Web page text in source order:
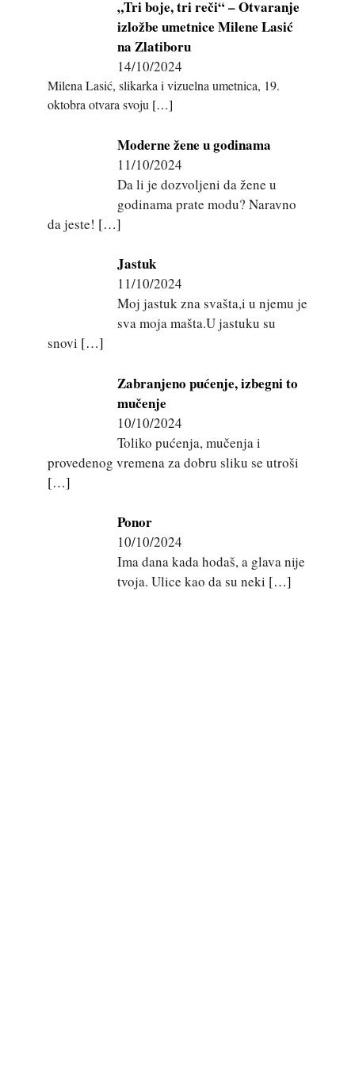
„Tri boje, tri reči“ – Otvaranje
izložbe umetnice Milene Lasić
na Zlatiboru
14/10/2024
Milena Lasić, slikarka i vizuelna umetnica, 19.
oktobra otvara svoju […]
Moderne žene u godinama
11/10/2024
Da li je dozvoljeni da žene u
godinama prate modu? Naravno
da jeste! […]
Jastuk
11/10/2024
Moj jastuk zna svašta,i u njemu je
sva moja mašta.U jastuku su
snovi […]
Zabranjeno pućenje, izbegni to
mučenje
10/10/2024
Toliko pućenja, mučenja i
provedenog vremena za dobru sliku se utroši
[…]
Ponor
10/10/2024
Ima dana kada hodaš, a glava nije
tvoja. Ulice kao da su neki […]